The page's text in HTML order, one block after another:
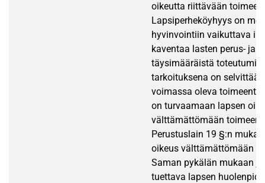
oikeutta riittävään
Lapsiperheköyhyys on
hyvinvointiin vaikuttava
kaventaa lasten perus- ja
täysimääräistä
tarkoituksena on selvittää,
voimassa oleva
on turvaamaan lapsen
välttämättömään
Perustuslain 19 §:n
oikeus välttämättömään
Saman pykälän mukaan
tuettava lapsen